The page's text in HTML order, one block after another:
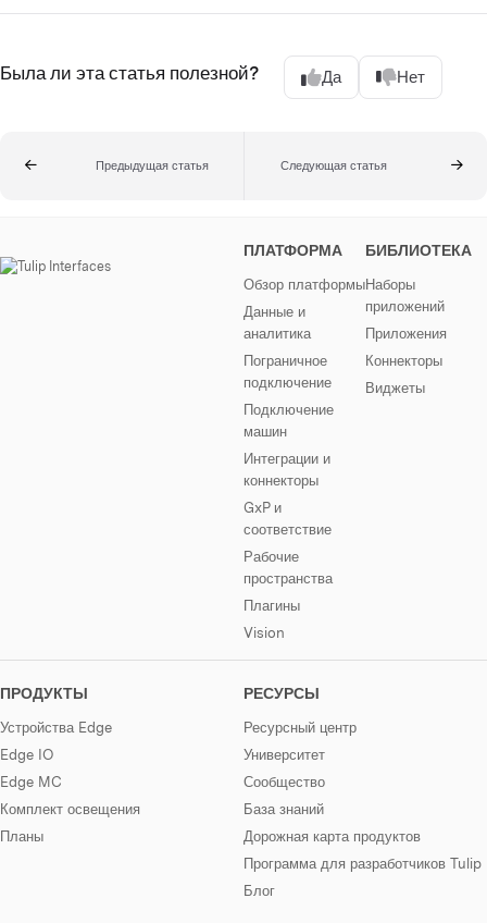
Была ли эта статья полезной? Да Нет
Предыдущая статья Следующая статья
ПЛАТФОРМА
Обзор платформы
Данные и
аналитика
Пограничное
подключение
Подключение
машин
Интеграции и
коннекторы
GxP и
соответствие
Рабочие
пространства
Плагины
Vision
БИБЛИОТЕКА
Наборы
приложений
Приложения
Коннекторы
Виджеты
ПРОДУКТЫ
Устройства Edge
Edge IO
Edge MC
Комплект освещения
Планы
РЕСУРСЫ
Ресурсный центр
Университет
Сообщество
База знаний
Дорожная карта продуктов
Программа для разработчиков Tulip
Блог